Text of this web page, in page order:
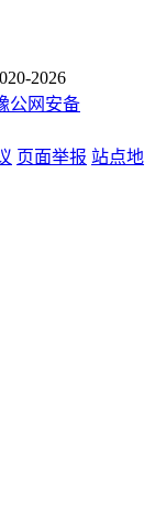
2026
公网安备
页面举报 站点地